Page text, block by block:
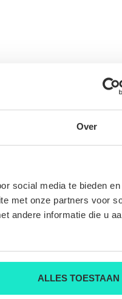
Over
social media te bieden en
met onze partners voor
andere informatie die u
ALLES TOESTAAN
Nog
0 sterren op
JE